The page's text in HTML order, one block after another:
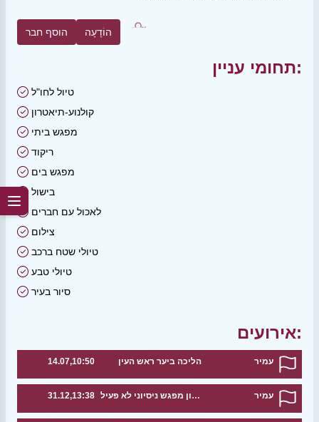
הוסף חבר הוֹדָעָה
תחומי עניין:
טיול לחו"ל
קולנוע-תיאטרון
מפגש ביתי
ריקוד
מפגש בים
בישול
לאכול עם חברים
צילום
טיולי שטח ברכב
טיולי טבע
סיור בעיר
אירועים:
14.07,10:50 הליכה ביער ראש העין עמיר
31.12,13:38 טיול לאורך הירקון מפגש ניסיוני לא פעיל עמיר